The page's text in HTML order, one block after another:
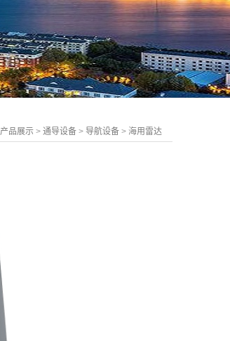
产品展示 > 通导设备 > 导航设备 > 海用雷达